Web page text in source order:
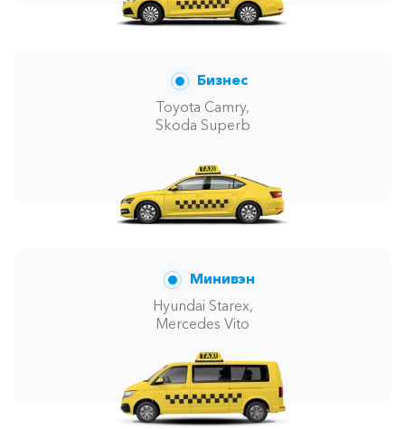
Бизнес
Toyota Camry,
Skoda Superb
Минивэн
Hyundai Starex,
Mercedes Vito